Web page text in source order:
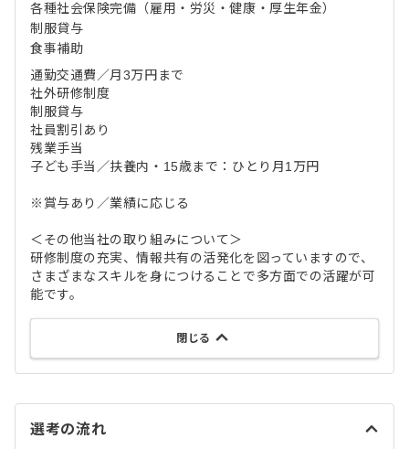
各種社会保険完備（雇用・労災・健康・厚生年金）
制服貸与
食事補助
通勤交通費／月3万円まで
社外研修制度
制服貸与
社員割引あり
残業手当
子ども手当／扶養内・15歳まで：ひとり月1万円
※賞与あり／業績に応じる
＜その他当社の取り組みについて＞
研修制度の充実、情報共有の活発化を図っていますので、
さまざまなスキルを身につけることで多方面での活躍が可
能です。
閉じる
選考の流れ